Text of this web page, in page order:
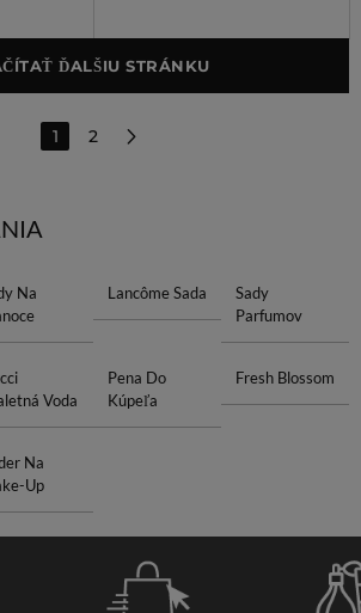
ĎALŠIU STRÁNKU
1 2
Na
Lancôme Sada
Sady
Parfumov
Voda
Pena Do
Kúpeľa
Fresh Blossom
Na
Up